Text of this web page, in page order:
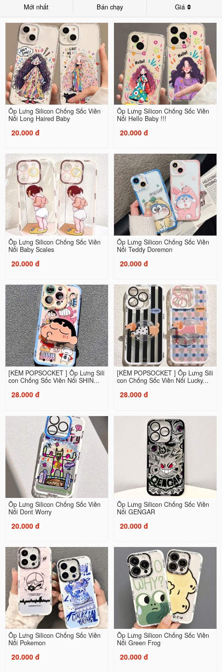
Mới nhất Bán chạy Giá
Ốp Lưng Silicon Chống Sốc Viền
Nổi Long Haired Baby
20.000 đ
Ốp Lưng Silicon Chống Sốc Viền
Nổi Hello Baby !!!
20.000 đ
Ốp Lưng Silicon Chống Sốc Viền
Nổi Baby Scales
20.000 đ
Ốp Lưng Silicon Chống Sốc Viền
Nổi Teddy Doremon
20.000 đ
[KÈM POPSOCKET ] Ốp Lưng Sili
con Chống Sốc Viền Nổi SHIN...
28.000 đ
[KÈM POPSOCKET ] Ốp Lưng Sili
con Chống Sốc Viền Nổi Lucky...
28.000 đ
Ốp Lưng Silicon Chống Sốc Viền
Nổi Dont Worry
20.000 đ
Ốp Lưng Silicon Chống Sốc Viền
Nổi GENGAR
20.000 đ
Ốp Lưng Silicon Chống Sốc Viền
Nổi Pokemon
20.000 đ
Ốp Lưng Silicon Chống Sốc Viền
Nổi Green Frog
20.000 đ